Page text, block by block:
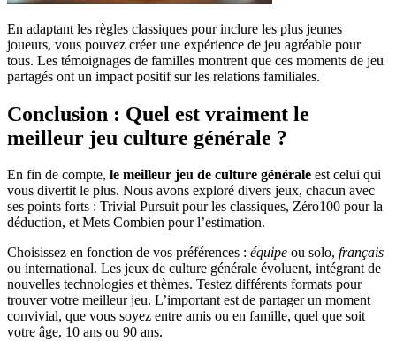
En adaptant les règles classiques pour inclure les plus jeunes
joueurs, vous pouvez créer une expérience de jeu agréable pour
tous. Les témoignages de familles montrent que ces moments de jeu
partagés ont un impact positif sur les relations familiales.
Conclusion : Quel est vraiment le
meilleur jeu culture générale ?
En fin de compte, le meilleur jeu de culture générale est celui qui
vous divertit le plus. Nous avons exploré divers jeux, chacun avec
ses points forts : Trivial Pursuit pour les classiques, Zéro100 pour la
déduction, et Mets Combien pour l’estimation.
Choisissez en fonction de vos préférences : équipe ou solo, français
ou international. Les jeux de culture générale évoluent, intégrant de
nouvelles technologies et thèmes. Testez différents formats pour
trouver votre meilleur jeu. L’important est de partager un moment
convivial, que vous soyez entre amis ou en famille, quel que soit
votre âge, 10 ans ou 90 ans.